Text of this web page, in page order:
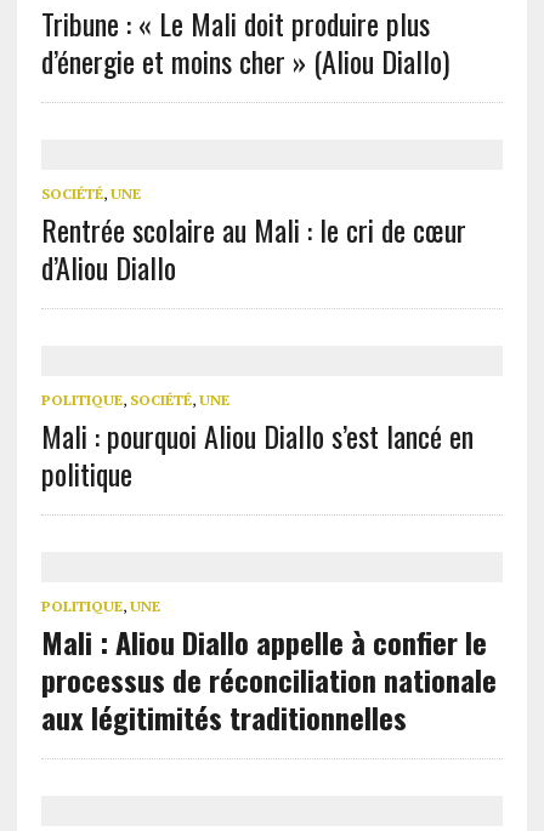
Tribune : « Le Mali doit produire plus
d’énergie et moins cher » (Aliou Diallo)
SOCIÉTÉ, UNE
Rentrée scolaire au Mali : le cri de cœur
d’Aliou Diallo
POLITIQUE, SOCIÉTÉ, UNE
Mali : pourquoi Aliou Diallo s’est lancé en
politique
POLITIQUE, UNE
Mali : Aliou Diallo appelle à confier le
processus de réconciliation nationale
aux légitimités traditionnelles